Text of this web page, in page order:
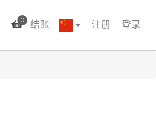
0 结账 注册 登录